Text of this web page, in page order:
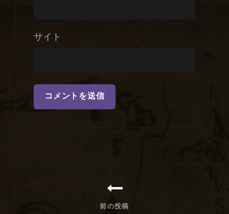
サイト
前の投稿